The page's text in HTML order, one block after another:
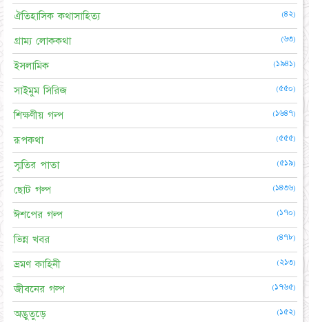
ঐতিহাসিক কথাসাহিত্য (৪২)
গ্রাম্য লোককথা (৬৩)
ইসলামিক (১৯৪১)
সাইমুম সিরিজ (৫৫০)
শিক্ষণীয় গল্প (১৬৪৭)
রূপকথা (৫৫৫)
স্মৃতির পাতা (৫১৯)
ছোট গল্প (১৪৩৬)
ঈশপের গল্প (১৭০)
ভিন্ন খবর (৪৭৮)
ভ্রমণ কাহিনী (২১৩)
জীবনের গল্প (১৭৬৫)
অদ্ভুতুড়ে (১৫২)